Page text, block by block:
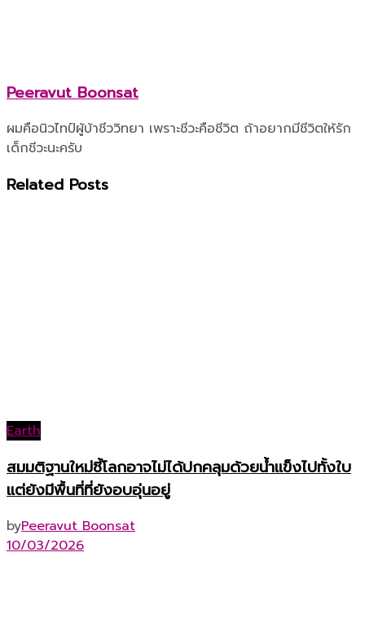
Peeravut Boonsat
ผมคือนิวไทป์ผู้บ้าชีววิทยา เพราะชีวะคือชีวิต ถ้าอยากมีชีวิตให้รัก
เด็กชีวะนะครับ
Related Posts
Earth
สมมติฐานใหม่ชี้โลกอาจไม่ได้ปกคลุมด้วยน้ำแข็งไปทั้งใบ
แต่ยังมีพื้นที่ที่ยังอบอุ่นอยู่
byPeeravut Boonsat
10/03/2026